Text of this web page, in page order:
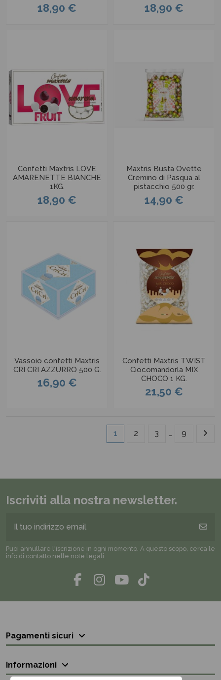
18,90 € 18,90 €
Confetti Maxtris LOVE
AMARENETTE BIANCHE
1KG.
18,90 €
Maxtris Busta Ovette
Cremino di Pasqua al
pistacchio 500 gr.
14,90 €
Vassoio confetti Maxtris
CRI CRI AZZURRO 500 G.
16,90 €
Confetti Maxtris TWIST
Ciocomandorla MIX
CHOCO 1 KG.
21,50 €
1 2 3 … 9
Iscriviti alla nostra newsletter.
Puoi annullare l'iscrizione in ogni momento. A questo scopo, cerca le
info di contatto nelle note legali.
Pagamenti sicuri
Informazioni